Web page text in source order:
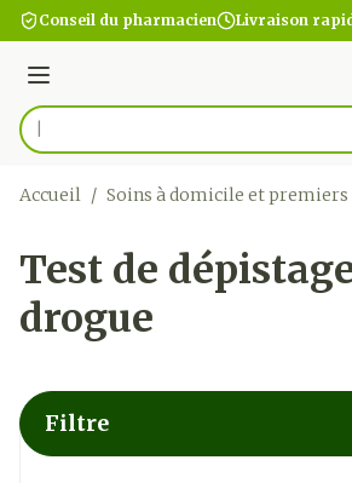
Aller au contenu
Conseil du pharmacien Livraison
Menu
Rechercher
Accueil / Soins à domicile et premiers
Test de
drogue
Filtre